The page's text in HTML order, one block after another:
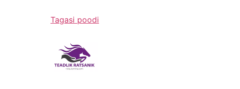
Tagasi poodi